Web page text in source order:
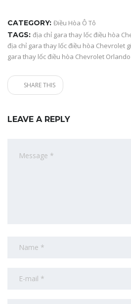
CATEGORY: Điều Hòa Ô Tô
TAGS: địa chỉ gara thay lốc điều hòa
địa chỉ gara thay lốc điều hòa Chevrolet
gara thay lốc điều hòa Chevrolet
SHARE THIS
LEAVE A REPLY